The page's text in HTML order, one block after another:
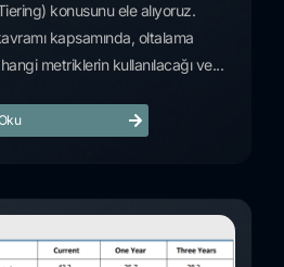
konusunu ele alıyoruz.
kapsamında, oltalama
metriklerin kullanılacağı ve...